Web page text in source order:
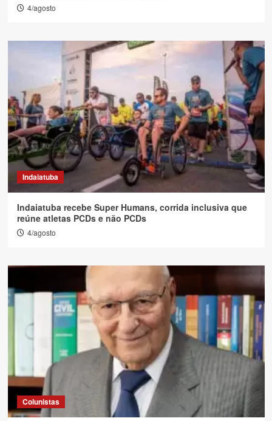
4/agosto
Indaiatuba
Indaiatuba recebe Super Humans, corrida inclusiva que
reúne atletas PCDs e não PCDs
4/agosto
Colunistas